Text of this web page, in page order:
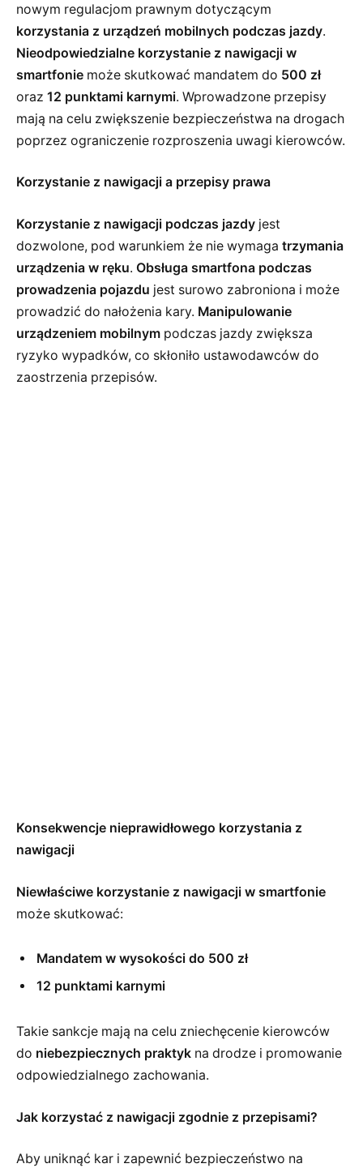
nowym regulacjom prawnym dotyczącym
korzystania z urządzeń mobilnych podczas jazdy.
Nieodpowiedzialne korzystanie z nawigacji w
smartfonie może skutkować mandatem do 500 zł
oraz 12 punktami karnymi. Wprowadzone przepisy
mają na celu zwiększenie bezpieczeństwa na drogach
poprzez ograniczenie rozproszenia uwagi kierowców.
Korzystanie z nawigacji a przepisy prawa
Korzystanie z nawigacji podczas jazdy jest
dozwolone, pod warunkiem że nie wymaga trzymania
urządzenia w ręku. Obsługa smartfona podczas
prowadzenia pojazdu jest surowo zabroniona i może
prowadzić do nałożenia kary. Manipulowanie
urządzeniem mobilnym podczas jazdy zwiększa
ryzyko wypadków, co skłoniło ustawodawców do
zaostrzenia przepisów.
Konsekwencje nieprawidłowego korzystania z
nawigacji
Niewłaściwe korzystanie z nawigacji w smartfonie
może skutkować:
Mandatem w wysokości do 500 zł
12 punktami karnymi
Takie sankcje mają na celu zniechęcenie kierowców
do niebezpiecznych praktyk na drodze i promowanie
odpowiedzialnego zachowania.
Jak korzystać z nawigacji zgodnie z przepisami?
Aby uniknąć kar i zapewnić bezpieczeństwo na